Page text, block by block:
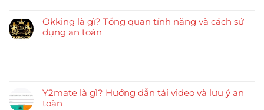
Okking là gì? Tổng quan tính năng và cách sử
dụng an toàn
Y2mate là gì? Hướng dẫn tải video và lưu ý an
toàn